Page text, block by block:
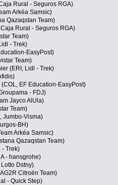
Rural - Seguros RGA)
Arkéa Samsic)
Qazaqstan Team)
Rural - Seguros RGA)
Team)
- Trek)
EasyPost)
Team)
(ERI, Lidl - Trek)
EF Education-EasyPost)
- FDJ)
Jayco AlUla)
Team)
Jumbo-Visma)
BH)
Arkéa Samsic)
Qazaqstan Team)
- Trek)
- hansgrohe)
Dstny)
Citroën Team)
- Quick Step)